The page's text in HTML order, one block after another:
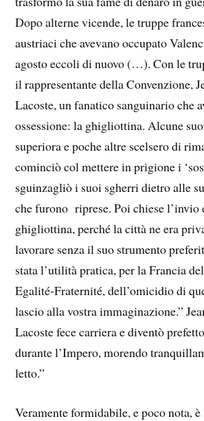
Dopo alterne vicende, le truppe
austriaci che avevano occupato
agosto eccoli di nuovo (…). Con le
il rappresentante della Convenzione,
Lacoste, un fanatico sanguinario che
ossessione: la ghigliottina. Alcune
superiora e poche altre scelsero di
cominciò col mettere in prigione i
sguinzagliò i suoi sgherri dietro alle
che furono riprese. Poi chiese l’invio
ghigliottina, perché la città ne era
lavorare senza il suo strumento
stata l’utilità pratica, per la Francia
Egalité-Fraternité, dell’omicidio di
lascio alla vostra immaginazione.”
Lacoste fece carriera e diventò
durante l’Impero, morendo
letto.”
Veramente formidabile, e poco nota,